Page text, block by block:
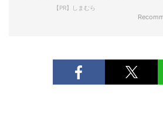
【PR】しまむら